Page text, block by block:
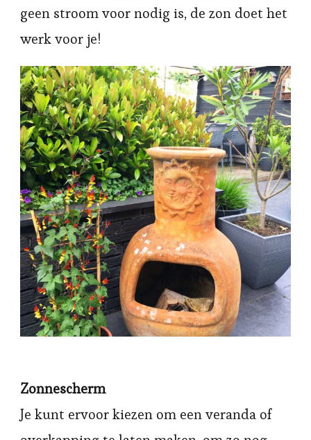
geen stroom voor nodig is, de zon doet het
werk voor je!
Zonnescherm
Je kunt ervoor kiezen om een veranda of